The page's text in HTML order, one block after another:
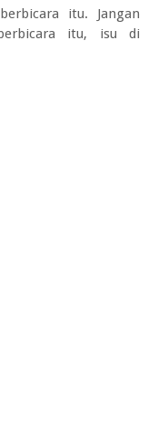
itu. Jangan
itu, isu di